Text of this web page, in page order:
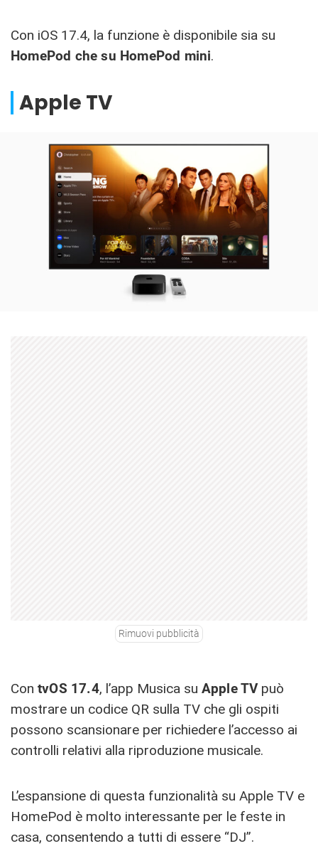
Con iOS 17.4, la funzione è disponibile sia su
HomePod che su HomePod mini.
Apple TV
Rimuovi pubblicità
Con tvOS 17.4, l’app Musica su Apple TVpuò
mostrare un codice QR sulla TV che gli ospiti
possono scansionare per richiedere l’accesso ai
controlli relativi alla riproduzione musicale.
L’espansione di questa funzionalità su Apple TV e
HomePod è molto interessante per le feste in
casa, consentendo a tutti di essere “DJ”.